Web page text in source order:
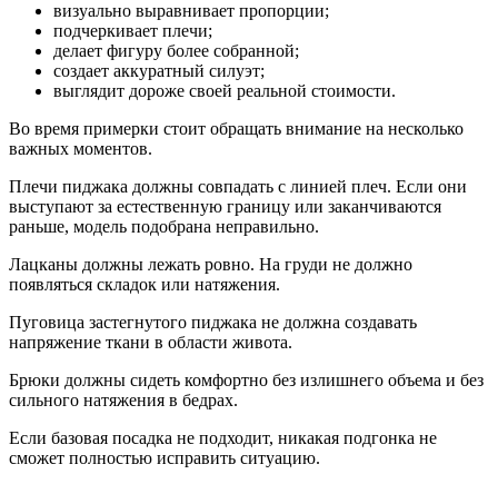
визуально выравнивает пропорции;
подчеркивает плечи;
делает фигуру более собранной;
создает аккуратный силуэт;
выглядит дороже своей реальной стоимости.
Во время примерки стоит обращать внимание на несколько
важных моментов.
Плечи пиджака должны совпадать с линией плеч. Если они
выступают за естественную границу или заканчиваются
раньше, модель подобрана неправильно.
Лацканы должны лежать ровно. На груди не должно
появляться складок или натяжения.
Пуговица застегнутого пиджака не должна создавать
напряжение ткани в области живота.
Брюки должны сидеть комфортно без излишнего объема и без
сильного натяжения в бедрах.
Если базовая посадка не подходит, никакая подгонка не
сможет полностью исправить ситуацию.